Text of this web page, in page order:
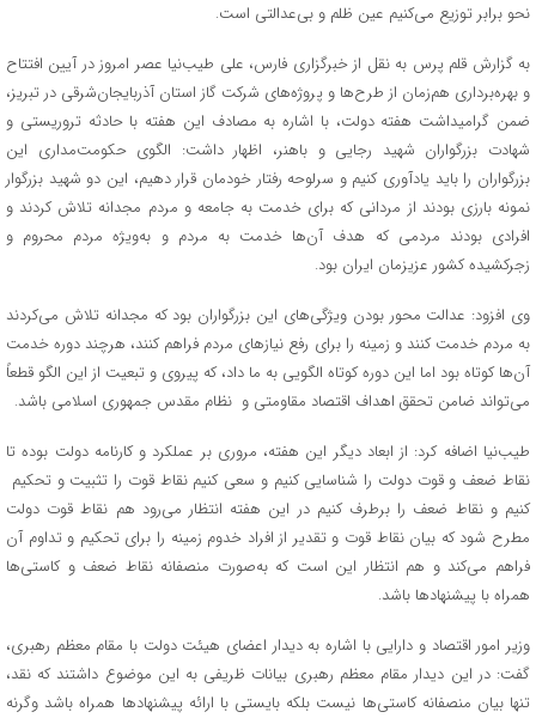
نحو برابر توزیع می‌کنیم عین ظلم و بی‌عدالتی است.
به گزارش قلم پرس به نقل از خبرگزاری فارس، علی طیب‌نیا عصر امروز در آیین افتتاح
و بهره‌برداری هم‌زمان از طرح‌ها و پروژه‌های شرکت گاز استان آذربایجان‌شرقی در تبریز،
ضمن گرامیداشت هفته دولت، با اشاره به مصادف این هفته با حادثه تروریستی و
شهادت بزرگواران شهید رجایی و باهنر، اظهار داشت: الگوی حکومت‌مداری این
بزرگواران را باید یادآوری کنیم و سرلوحه رفتار خودمان قرار دهیم، این دو شهید بزرگوار
نمونه بارزی بودند از مردانی که برای خدمت به جامعه و مردم مجدانه تلاش کردند و
افرادی بودند مردمی که هدف آن‌ها خدمت به مردم و به‌ویژه مردم محروم و
زجرکشیده کشور عزیزمان ایران بود.
وی افزود: عدالت محور بودن ویژگی‌های این بزرگواران بود که مجدانه تلاش می‌کردند
به مردم خدمت کنند و زمینه را برای رفع نیازهای مردم فراهم کنند، هرچند دوره خدمت
آن‌ها کوتاه بود اما این دوره کوتاه الگویی به ما داد، که پیروی و تبعیت از این الگو قطعاً
می‌تواند ضامن تحقق اهداف اقتصاد مقاومتی و نظام مقدس جمهوری اسلامی باشد.
طیب‌نیا اضافه کرد: از ابعاد دیگر این هفته، مروری بر عملکرد و کارنامه دولت بوده تا
نقاط ضعف و قوت دولت را شناسایی کنیم و سعی کنیم نقاط قوت را تثبیت و تحکیم
کنیم و نقاط ضعف را برطرف کنیم در این هفته انتظار می‌رود هم نقاط قوت دولت
مطرح شود که بیان نقاط قوت و تقدیر از افراد خدوم زمینه را برای تحکیم و تداوم آن
فراهم می‌کند و هم انتظار این است که به‌صورت منصفانه نقاط ضعف و کاستی‌ها
همراه با پیشنهاد‌ها باشد.
وزیر امور اقتصاد و دارایی با اشاره به دیدار اعضای هیئت دولت با مقام معظم رهبری،
گفت: در این دیدار مقام معظم رهبری بیانات ظریفی به این موضوع داشتند که نقد،
تنها بیان منصفانه کاستی‌ها نیست بلکه بایستی با ارائه پیشنهاد‌ها همراه باشد وگرنه